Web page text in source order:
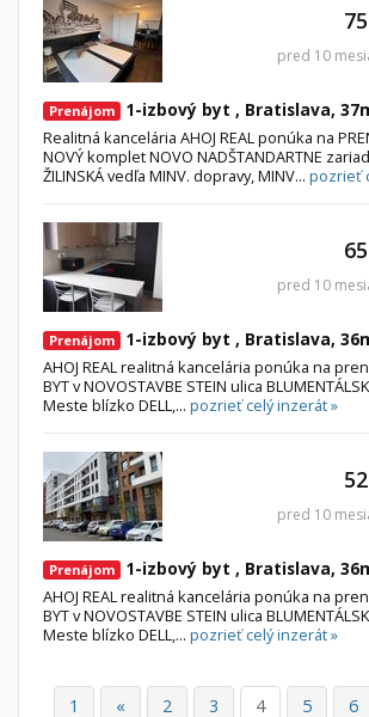
Prenájom 1-izbový byt , Bratislava,
Realitná kancelária AHOJ REAL ponúka na
NOVÝ komplet NOVO NADŠTANDARTNE
ŽILINSKÁ vedľa MINV. dopravy, MINV... pozrieť
pred 10
Prenájom 1-izbový byt , Bratislava,
AHOJ REAL realitná kancelária ponúka na
BYT v NOVOSTAVBE STEIN ulica
Meste blízko DELL,... pozrieť celý inzerát »
pred 10
Prenájom 1-izbový byt , Bratislava,
AHOJ REAL realitná kancelária ponúka na
BYT v NOVOSTAVBE STEIN ulica
Meste blízko DELL,... pozrieť celý inzerát »
pred 10
1 « 2 3 4 5 6